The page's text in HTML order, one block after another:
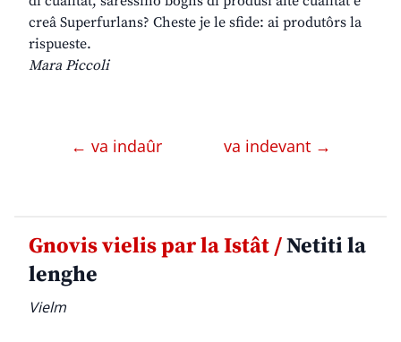
creâ Superfurlans? Cheste je le sfide: ai produtôrs la
rispueste.
Mara Piccoli
← va indaûr va indevant →
Gnovis vielis par la Istât /Netiti la
lenghe
Vielm